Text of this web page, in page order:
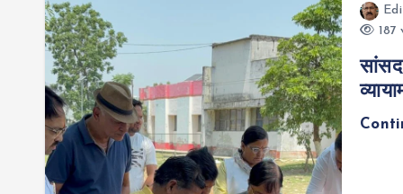
187